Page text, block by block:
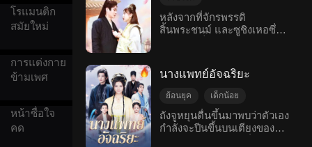
โรแมนติก
สมัยใหม่
การแต่งกาย
ข้ามเพศ
หน้าซื่อใจ
คด
พบว่าเด็กอีกคนยังมีชีวิตอยู่
คราวนี้ เธอตั้งใจที่จะปกป้อง
รักที่ค่อย ๆ ศึกษาดูใจ
เด็กน้อย
กลอุบาย
หลังจากที่จักรพรรดิ
สิ้นพระชนม์ และซูชิงเหอซึ่ง
การเลี้ยงดูจักรพรรดิองค์ใหม่
ในพระราชวังลึก ฉินม่อหาน
ในฐานะแม่ทัพช่วยซูชิงเหอ
พ้นจากอันตราย และทั้งสองก็
มีใจให้กันระหว่างทางแก้
ปัญหา...
นางแพทย์อัจฉริยะ
ย้อนยุค
เด็กน้อย
การกลับมา
อุบายของพระราชวัง
ถังจูหยุนตื่นขึ้นมาพบว่าตัวเอง
กำลังจะปีนขึ้นบนเตียงของ